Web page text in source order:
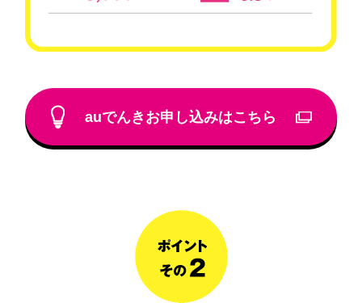
auでんきお申し込みはこちら